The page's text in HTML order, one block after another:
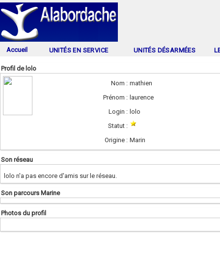
Accueil UNITÉS EN SERVICE UNITÉS DÉSARMÉES
Profil de lolo
Nom : mathien
Prénom : laurence
Login : lolo
Statut :
Origine : Marin
Son réseau
lolo n'a pas encore d'amis sur le réseau.
Son parcours Marine
Photos du profil